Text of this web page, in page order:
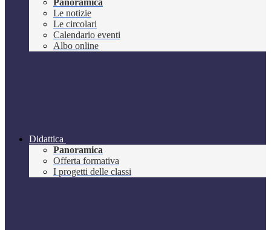
Panoramica
Le notizie
Le circolari
Calendario eventi
Albo online
Didattica
Panoramica
Offerta formativa
I progetti delle classi